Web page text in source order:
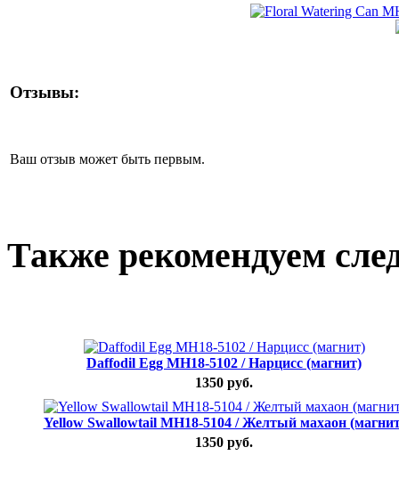
Отзывы:
Ваш отзыв может быть первым.
Также рекомендуем
Daffodil Egg MH18-5102 / Нарцисс (магнит)
1350 руб.
Yellow Swallowtail MH18-5104 / Желтый махаон
1350 руб.